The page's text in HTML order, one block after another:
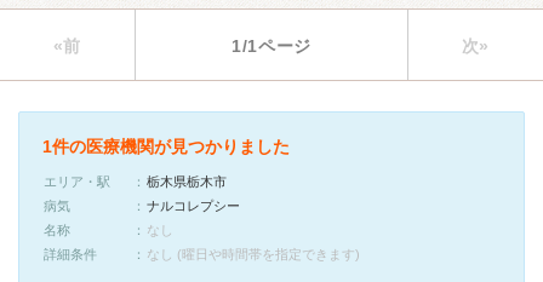
«前 1/1ページ 次»
1件の医療機関が見つかりました
エリア・駅
栃木県栃木市
病気
ナルコレプシー
名称
なし
詳細条件
なし (曜日や時間帯を指定できます)